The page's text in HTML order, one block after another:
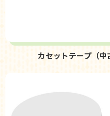
カセットテープ（中